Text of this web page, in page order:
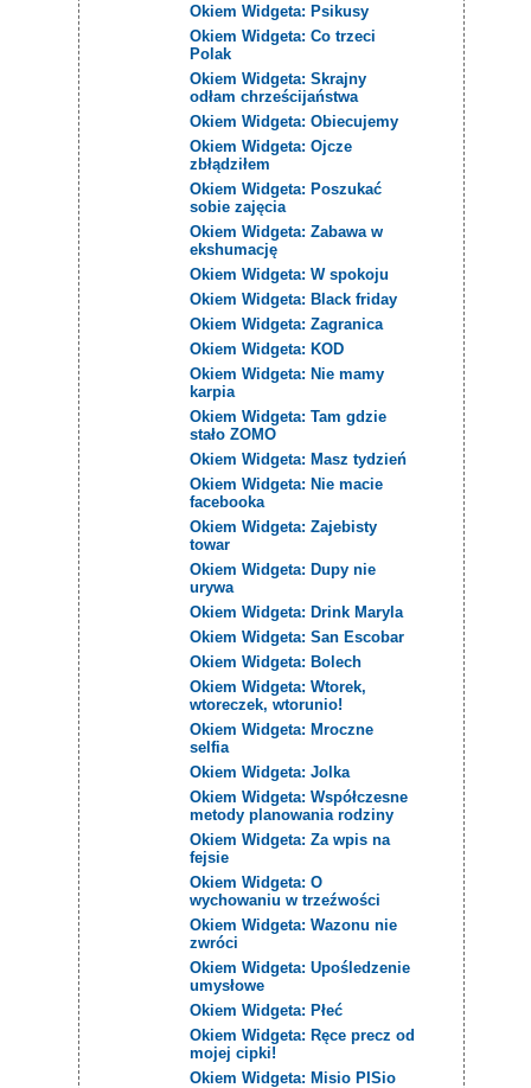
Okiem Widgeta: Psikusy
Okiem Widgeta: Co trzeci
Polak
Okiem Widgeta: Skrajny
odłam chrześcijaństwa
Okiem Widgeta: Obiecujemy
Okiem Widgeta: Ojcze
zbłądziłem
Okiem Widgeta: Poszukać
sobie zajęcia
Okiem Widgeta: Zabawa w
ekshumację
Okiem Widgeta: W spokoju
Okiem Widgeta: Black friday
Okiem Widgeta: Zagranica
Okiem Widgeta: KOD
Okiem Widgeta: Nie mamy
karpia
Okiem Widgeta: Tam gdzie
stało ZOMO
Okiem Widgeta: Masz tydzień
Okiem Widgeta: Nie macie
facebooka
Okiem Widgeta: Zajebisty
towar
Okiem Widgeta: Dupy nie
urywa
Okiem Widgeta: Drink Maryla
Okiem Widgeta: San Escobar
Okiem Widgeta: Bolech
Okiem Widgeta: Wtorek,
wtoreczek, wtorunio!
Okiem Widgeta: Mroczne
selfia
Okiem Widgeta: Jolka
Okiem Widgeta: Współczesne
metody planowania rodziny
Okiem Widgeta: Za wpis na
fejsie
Okiem Widgeta: O
wychowaniu w trzeźwości
Okiem Widgeta: Wazonu nie
zwróci
Okiem Widgeta: Upośledzenie
umysłowe
Okiem Widgeta: Płeć
Okiem Widgeta: Ręce precz od
mojej cipki!
Okiem Widgeta: Misio PISio